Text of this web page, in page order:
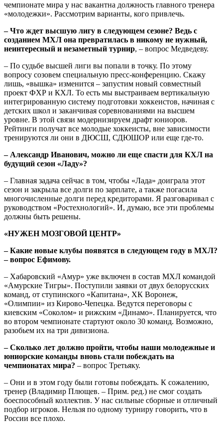
чемпионате мира у нас вакантна должность главного тренера
«молодежки». Рассмотрим варианты, кого привлечь.
– Что ждет высшую лигу в следующем сезоне? Ведь с
созданием МХЛ она превратилась в никому не нужный,
неинтересный и незаметный турнир, – вопрос Медведеву.
– По судьбе высшей лиги вы попали в точку. По этому
вопросу созовем специальную пресс-конференцию. Скажу
лишь, «вышка» изменится – запустим новый совместный
проект ФХР и КХЛ. То есть мы выстраиваем вертикальную
интегрированную систему подготовки хоккеистов, начиная с
детских школ и заканчивая соревнованиями на высшем
уровне. В этой связи модернизируем драфт юниоров.
Рейтинги получат все молодые хоккеисты, вне зависимости
тренируются ли они в ДЮСШ, СДЮШОР или еще где-то.
– Александр Иванович, можно ли еще спасти для КХЛ на
будущий сезон «Ладу»?
– Главная задача сейчас в том, чтобы «Лада» доиграла этот
сезон и закрыла все долги по зарплате, а также погасила
многочисленные долги перед кредиторами. Я разговаривал с
руководством «Ростехнологий». И, думаю, все эти проблемы
должны быть решены.
«НУЖЕН МОЗГОВОЙ ЦЕНТР»
– Какие новые клубы появятся в следующем году в МХЛ?
– вопрос Ефимову.
– Хабаровский «Амур» уже включен в состав МХЛ командой
«Амурские Тигры». Поступили заявки от двух белорусских
команд, от ступинского «Капитана», ХК Воронеж,
«Олимпии» из Кирово-Чепецка. Ведутся переговоры с
киевским «Соколом» и рижским «Динамо». Планируется, что
во втором чемпионате стартуют около 30 команд. Возможно,
разобьем их на три дивизиона.
– Сколько лет должно пройти, чтобы наши молодежные и
юниорские команды вновь стали побеждать на
чемпионатах мира? – вопрос Третьяку.
– Они и в этом году были готовы побеждать. К сожалению,
тренер (Владимир Плющев. – Прим. ред.) не смог создать
боеспособный коллектив. У нас сильные сборные и отличный
подбор игроков. Нельзя по одному турниру говорить, что в
России все плохо.